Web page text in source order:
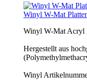
Winyl W-Mat
Winyl W-Mat Acryl
Hergestellt aus
Winyl